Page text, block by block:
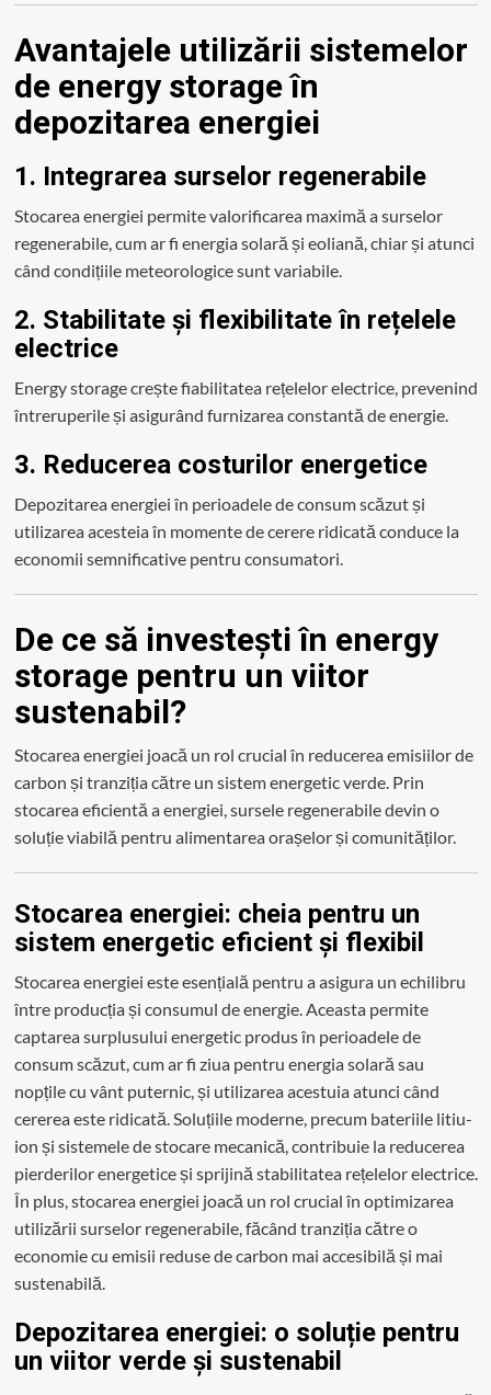
Avantajele utilizării sistemelor
de energy storage în
depozitarea energiei
1. Integrarea surselor regenerabile
Stocarea energiei permite valorificarea maximă a surselor
regenerabile, cum ar fi energia solară și eoliană, chiar și atunci
când condițiile meteorologice sunt variabile.
2. Stabilitate și flexibilitate în rețelele
electrice
Energy storage crește fiabilitatea rețelelor electrice, prevenind
întreruperile și asigurând furnizarea constantă de energie.
3. Reducerea costurilor energetice
Depozitarea energiei în perioadele de consum scăzut și
utilizarea acesteia în momente de cerere ridicată conduce la
economii semnificative pentru consumatori.
De ce să investești în energy
storage pentru un viitor
sustenabil?
Stocarea energiei joacă un rol crucial în reducerea emisiilor de
carbon și tranziția către un sistem energetic verde. Prin
stocarea eficientă a energiei, sursele regenerabile devin o
soluție viabilă pentru alimentarea orașelor și comunităților.
Stocarea energiei: cheia pentru un
sistem energetic eficient și flexibil
Stocarea energiei este esențială pentru a asigura un echilibru
între producția și consumul de energie. Aceasta permite
captarea surplusului energetic produs în perioadele de
consum scăzut, cum ar fi ziua pentru energia solară sau
nopțile cu vânt puternic, și utilizarea acestuia atunci când
cererea este ridicată. Soluțiile moderne, precum bateriile litiu-
ion și sistemele de stocare mecanică, contribuie la reducerea
pierderilor energetice și sprijină stabilitatea rețelelor electrice.
În plus, stocarea energiei joacă un rol crucial în optimizarea
utilizării surselor regenerabile, făcând tranziția către o
economie cu emisii reduse de carbon mai accesibilă și mai
sustenabilă.
Depozitarea energiei: o soluție pentru
un viitor verde și sustenabil